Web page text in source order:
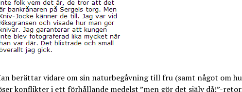
berättar vidare om sin naturbegåvning till fru (samt något om
konflikter i ett förhållande medelst ”men gör det själv då!”-